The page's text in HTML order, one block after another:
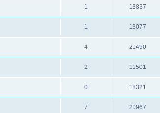
1 13837
1 13077
4 21490
2 11501
0 18321
7 20967